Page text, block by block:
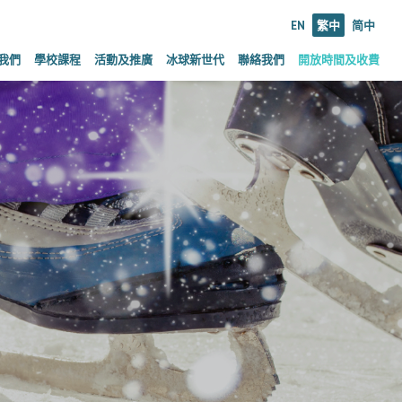
EN 繁中 简中
們 學校課程 活動及推廣 冰球新世代 聯絡我們 開放時間及收費